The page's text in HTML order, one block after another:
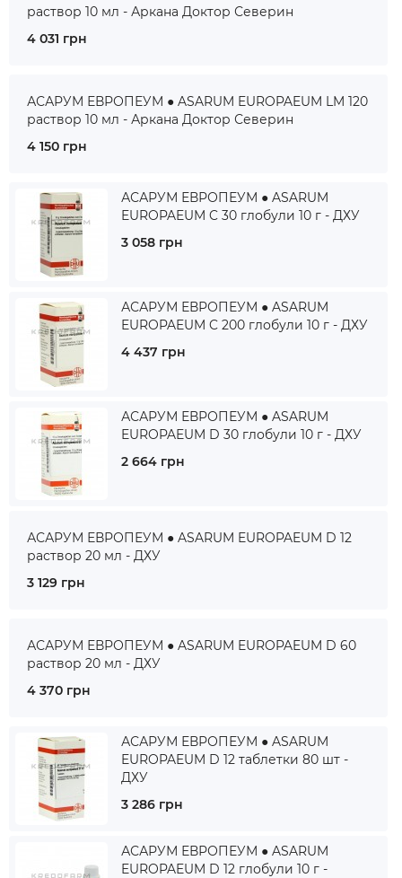
раствор 10 мл - Аркана Доктор Северин
4 031 грн
АСАРУМ ЕВРОПЕУМ ● ASARUM EUROPAEUM LM 120
раствор 10 мл - Аркана Доктор Северин
4 150 грн
АСАРУМ ЕВРОПЕУМ ● ASARUM
EUROPAEUM C 30 глобули 10 г - ДХУ
3 058 грн
АСАРУМ ЕВРОПЕУМ ● ASARUM
EUROPAEUM C 200 глобули 10 г - ДХУ
4 437 грн
АСАРУМ ЕВРОПЕУМ ● ASARUM
EUROPAEUM D 30 глобули 10 г - ДХУ
2 664 грн
АСАРУМ ЕВРОПЕУМ ● ASARUM EUROPAEUM D 12
раствор 20 мл - ДХУ
3 129 грн
АСАРУМ ЕВРОПЕУМ ● ASARUM EUROPAEUM D 60
раствор 20 мл - ДХУ
4 370 грн
АСАРУМ ЕВРОПЕУМ ● ASARUM
EUROPAEUM D 12 таблетки 80 шт -
ДХУ
3 286 грн
АСАРУМ ЕВРОПЕУМ ● ASARUM
EUROPAEUM D 12 глобули 10 г -